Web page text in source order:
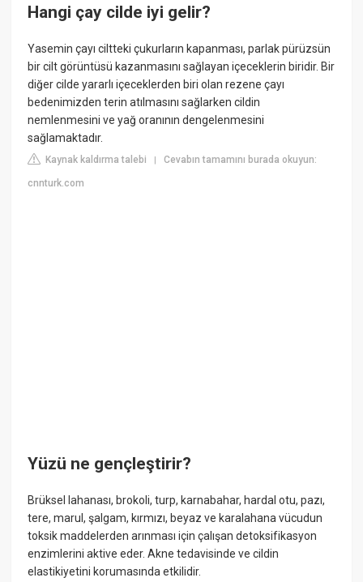
Hangi çay cilde iyi gelir?
Yasemin çayı ciltteki çukurların kapanması, parlak pürüzsün
bir cilt görüntüsü kazanmasını sağlayan içeceklerin biridir. Bir
diğer cilde yararlı içeceklerden biri olan rezene çayı
bedenimizden terin atılmasını sağlarken cildin
nemlenmesini ve yağ oranının dengelenmesini
sağlamaktadır.
Kaynak kaldırma talebi |Cevabın tamamını burada okuyun:
cnnturk.com
Yüzü ne gençleştirir?
Brüksel lahanası, brokoli, turp, karnabahar, hardal otu, pazı,
tere, marul, şalgam, kırmızı, beyaz ve karalahana vücudun
toksik maddelerden arınması için çalışan detoksifikasyon
enzimlerini aktive eder. Akne tedavisinde ve cildin
elastikiyetini korumasında etkilidir.